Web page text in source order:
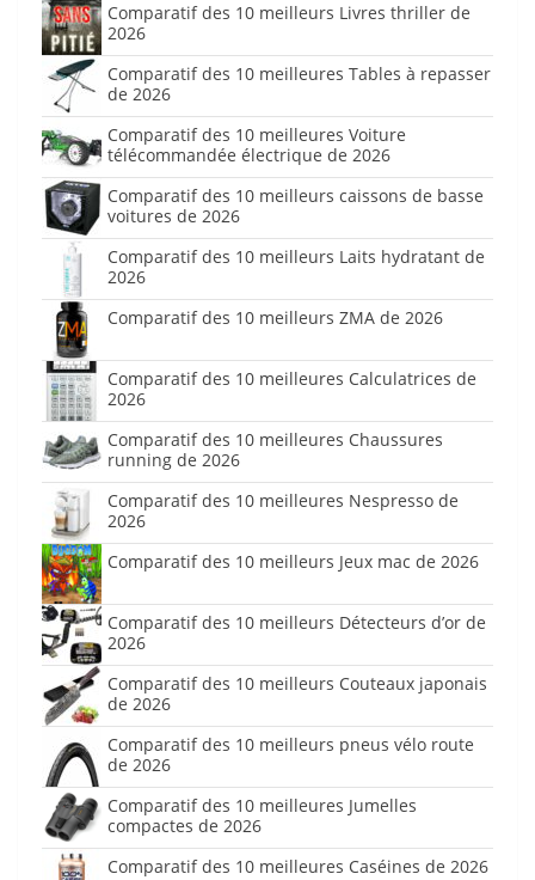
Comparatif des 10 meilleurs Livres thriller de
2026
Comparatif des 10 meilleures Tables à repasser
de 2026
Comparatif des 10 meilleures Voiture
télécommandée électrique de 2026
Comparatif des 10 meilleurs caissons de basse
voitures de 2026
Comparatif des 10 meilleurs Laits hydratant de
2026
Comparatif des 10 meilleurs ZMA de 2026
Comparatif des 10 meilleures Calculatrices de
2026
Comparatif des 10 meilleures Chaussures
running de 2026
Comparatif des 10 meilleures Nespresso de
2026
Comparatif des 10 meilleurs Jeux mac de 2026
Comparatif des 10 meilleurs Détecteurs d’or de
2026
Comparatif des 10 meilleurs Couteaux japonais
de 2026
Comparatif des 10 meilleurs pneus vélo route
de 2026
Comparatif des 10 meilleures Jumelles
compactes de 2026
Comparatif des 10 meilleures Caséines de 2026